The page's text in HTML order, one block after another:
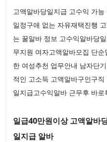
고액알바당일지급 고수익 가
일정구애 없는 자유재택진행
는 꿀알바 정보 고수익알바당
무지원 여자고액알바모집 단
한 여성추천 업무안내 남자단
적인 고소득 고액알바구인구
일지급고수익알바 근무후 바
일급40만원이상 고액알바
일지급 알바